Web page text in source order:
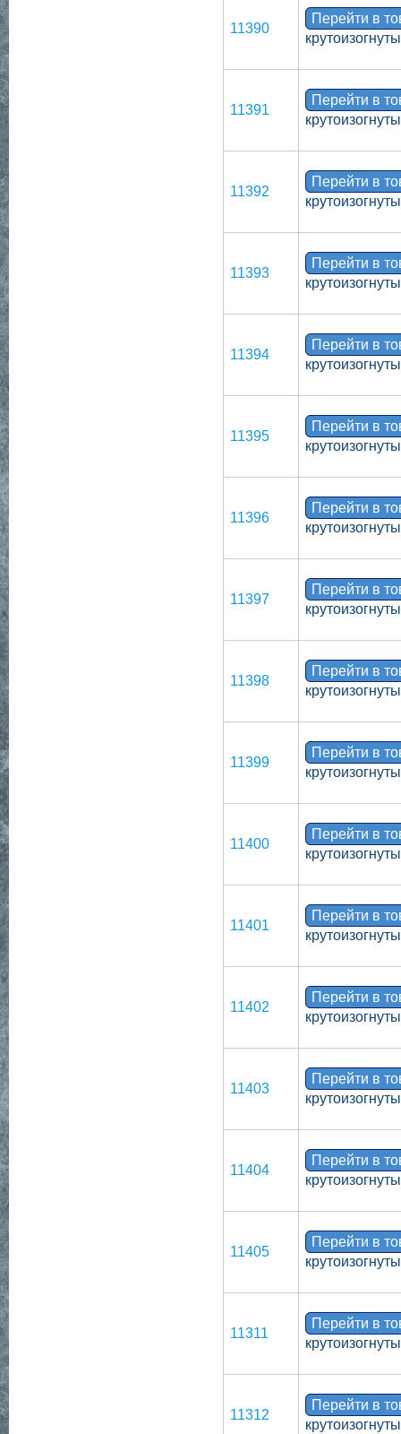
11390
Перейти в
11391
Перейти в
11392
Перейти в
11393
Перейти в
11394
Перейти в
11395
Перейти в
11396
Перейти в
11397
Перейти в
11398
Перейти в
11399
Перейти в
11400
Перейти в
11401
Перейти в
11402
Перейти в
11403
Перейти в
11404
Перейти в
11405
Перейти в
11311
Перейти в
11312
Перейти в